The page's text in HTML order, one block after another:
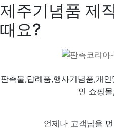
제주기념품 제
때요?
판촉물,답례품,행사기념품,개
인 쇼핑
언제나 고객님을